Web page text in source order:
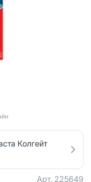
Колгейт
Арт. 225649